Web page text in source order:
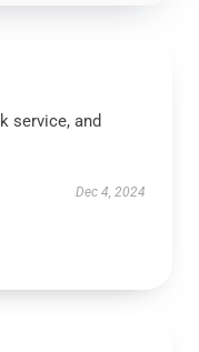
service, and
Dec 4, 2024